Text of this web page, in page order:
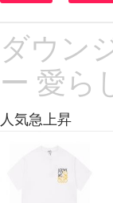
ダウン
ー 愛ら
人気急上昇